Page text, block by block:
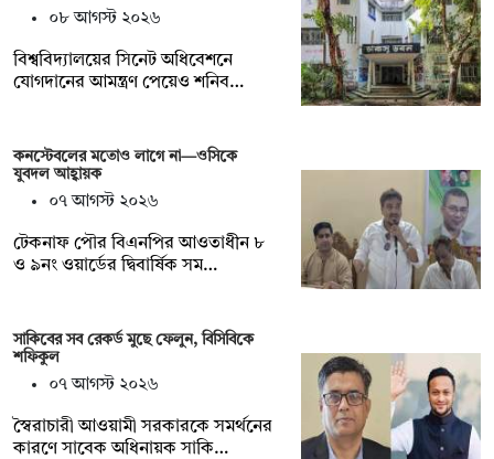
০৮ আগস্ট ২০২৬
বিশ্ববিদ্যালয়ের সিনেট অধিবেশনে
যোগদানের আমন্ত্রণ পেয়েও শনিব…
কনস্টেবলের মতোও লাগে না—ওসিকে
যুবদল আহ্বায়ক
০৭ আগস্ট ২০২৬
টেকনাফ পৌর বিএনপির আওতাধীন ৮
ও ৯নং ওয়ার্ডের দ্বিবার্ষিক সম…
সাকিবের সব রেকর্ড মুছে ফেলুন, বিসিবিকে
শফিকুল
০৭ আগস্ট ২০২৬
স্বৈরাচারী আওয়ামী সরকারকে সমর্থনের
কারণে সাবেক অধিনায়ক সাকি…